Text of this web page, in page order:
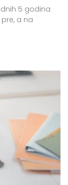
5 godina
a na